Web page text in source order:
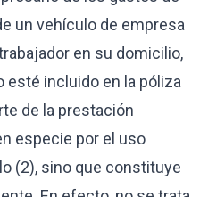
un vehículo de empresa
en su domicilio,
esté incluido en la póliza
de la prestación
especie por el uso
(2), sino que constituye